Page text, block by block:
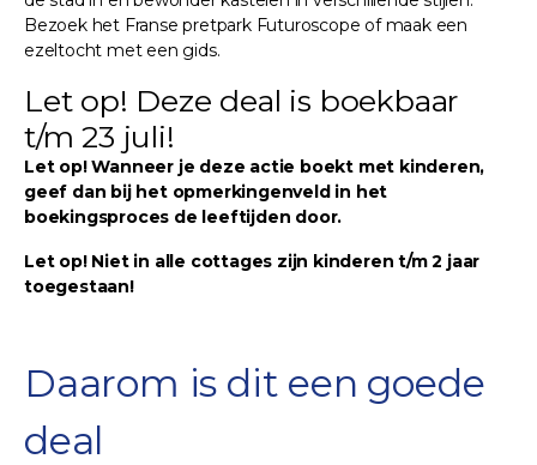
Bezoek het Franse pretpark Futuroscope of maak een
ezeltocht met een gids.
Let op! Deze deal is boekbaar
t/m 23 juli!
Let op! Wanneer je deze actie boekt met kinderen,
geef dan bij het opmerkingenveld in het
boekingsproces de leeftijden door.
Let op! Niet in alle cottages zijn kinderen t/m 2 jaar
toegestaan!
Daarom is dit een goede
deal